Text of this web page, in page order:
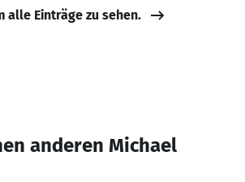
alle Einträge zu sehen.
anderen Michael